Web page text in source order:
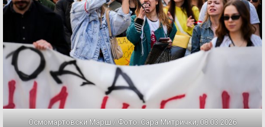
Осмомартовски Марш / Фото: Сара Митрички, 08.03.2026